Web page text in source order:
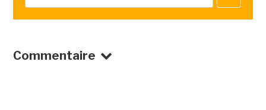
Commentaire